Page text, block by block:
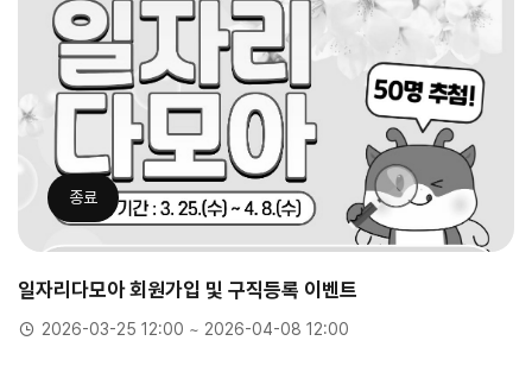
종료
일자리다모아 회원가입 및 구직등록 이벤트
2026-03-25 12:00 ~ 2026-04-08 12:00